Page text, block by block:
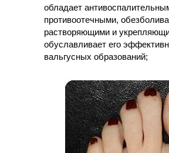
обладает
противоотечными,
растворяющими и
обуславливает его
вальгусных образований;